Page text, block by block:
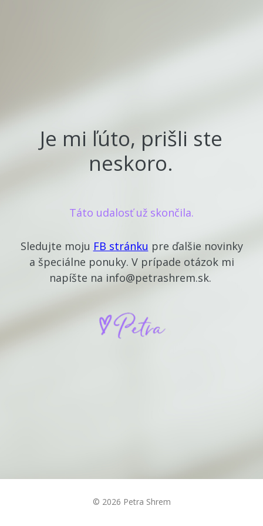
Je mi ľúto, prišli ste
neskoro.
Táto udalosť už skončila.
Sledujte moju FB stránku pre ďalšie novinky
a špeciálne ponuky. V prípade otázok mi
napíšte na info@petrashrem.sk.
© 2026 Petra Shrem